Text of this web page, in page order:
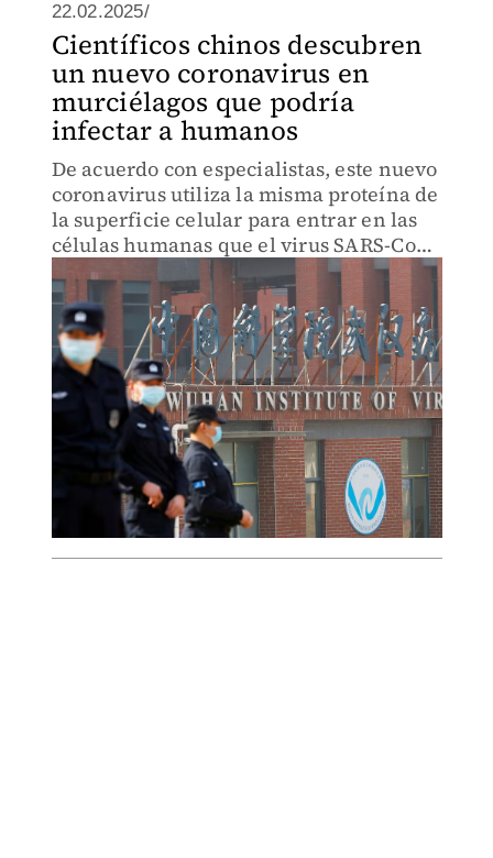
22.02.2025/
Científicos chinos descubren
un nuevo coronavirus en
murciélagos que podría
infectar a humanos
De acuerdo con especialistas, este nuevo
coronavirus utiliza la misma proteína de
la superficie celular para entrar en las
células humanas que el virus SARS-CoV-